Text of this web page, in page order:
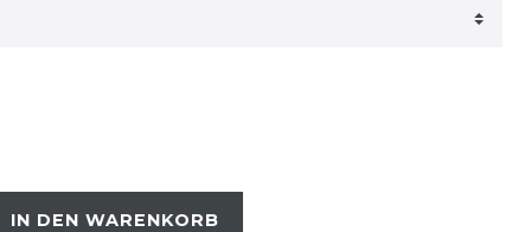
IN DEN WARENKORB